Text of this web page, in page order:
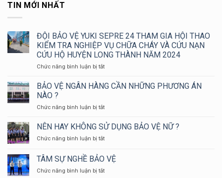
TIN MỚI NHẤT
ĐỘI BẢO VỆ YUKI SEPRE 24 THAM GIA HỘI THAO
KIỂM TRA NGHIỆP VỤ CHỮA CHÁY VÀ CỨU NẠN
CỨU HỘ HUYỆN LONG THÀNH NĂM 2024
Chức năng bình luận bị tắtở
BẢO
SEPRE
THAM
HỘI
KIỂM
BẢO VỆ NGÂN HÀNG CẦN NHỮNG PHƯƠNG ÁN
NÀO ?
Chức năng bình luận bị tắtở
VỆ
NGÂN
HÀNG
NHỮNG
ÁN
NÊN HAY KHÔNG SỬ DỤNG BẢO VỆ NỮ ?
Chức năng bình luận bị tắtở
HAY
KHÔNG
SỬ
TÂM SỰ NGHỀ BẢO VỆ
Chức năng bình luận bị tắtở